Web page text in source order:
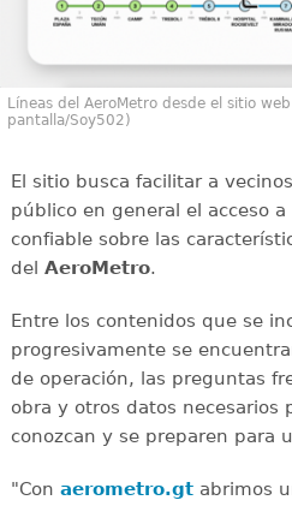
Líneas del AeroMetro desde el sitio
pantalla/Soy502)
El sitio busca facilitar a
público en general el acceso
confiable sobre las
del AeroMetro.
Entre los contenidos que se
progresivamente se
de operación, las preguntas
obra y otros datos necesarios
conozcan y se preparen para
"Con aerometro.gtabrimos